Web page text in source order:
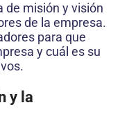
de misión y visión
de la empresa.
para que
y cuál es su
y la